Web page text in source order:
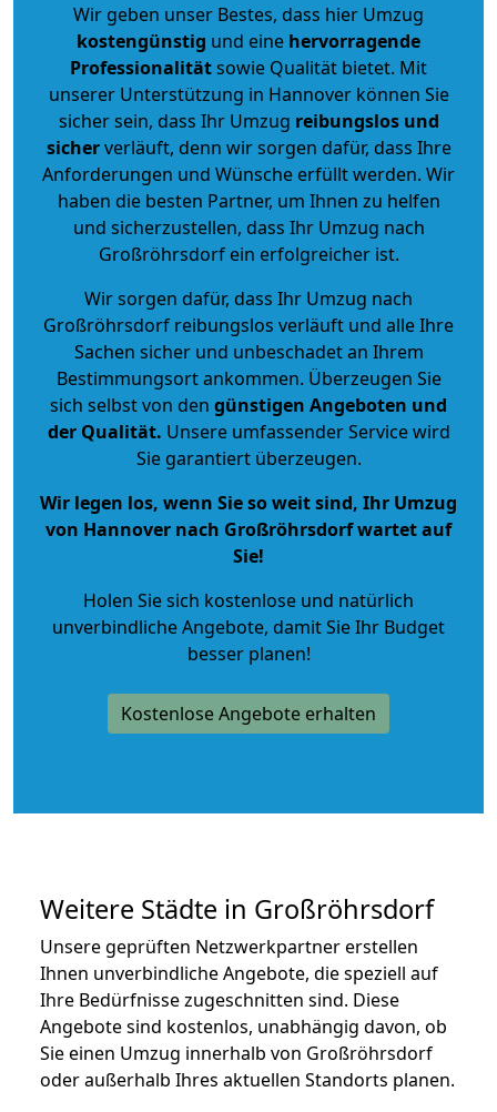
Wir geben unser Bestes, dass hier Umzug
kostengünstig und eine hervorragende
Professionalitätsowie Qualität bietet. Mit
unserer Unterstützung in Hannover können Sie
sicher sein, dass Ihr Umzug reibungslos und
sicherverläuft, denn wir sorgen dafür, dass Ihre
Anforderungen und Wünsche erfüllt werden. Wir
haben die besten Partner, um Ihnen zu helfen
und sicherzustellen, dass Ihr Umzug nach
Großröhrsdorf ein erfolgreicher ist.
Wir sorgen dafür, dass Ihr Umzug nach
Großröhrsdorf reibungslos verläuft und alle Ihre
Sachen sicher und unbeschadet an Ihrem
Bestimmungsort ankommen. Überzeugen Sie
sich selbst von den günstigen Angeboten und
der Qualität. Unsere umfassender Service wird
Sie garantiert überzeugen.
Wir legen los, wenn Sie so weit sind, Ihr Umzug
von Hannover nach Großröhrsdorf wartet auf
Sie!
Holen Sie sich kostenlose und natürlich
unverbindliche Angebote, damit Sie Ihr Budget
besser planen!
Kostenlose Angebote erhalten
Weitere Städte in Großröhrsdorf
Unsere geprüften Netzwerkpartner erstellen
Ihnen unverbindliche Angebote, die speziell auf
Ihre Bedürfnisse zugeschnitten sind. Diese
Angebote sind kostenlos, unabhängig davon, ob
Sie einen Umzug innerhalb von Großröhrsdorf
oder außerhalb Ihres aktuellen Standorts planen.